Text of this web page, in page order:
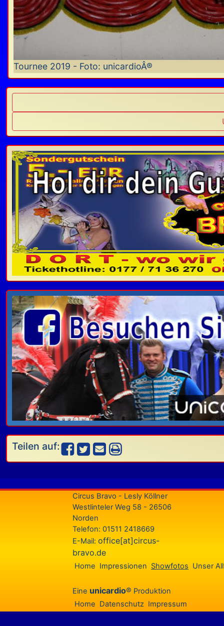
Tournee 2019 - Foto: unicardioÂ®
Teilen auf:
Circus Bravo - Lesly Köllner
Westlinteler Weg 58 - 26506
Norden
Telefon: 01511 2418669
E-Mail: office[at]circus-
bravo.de
Home Impressionen Showfotos Unser
Eine unicardio® Produktion
Home Datenschutz Impressum